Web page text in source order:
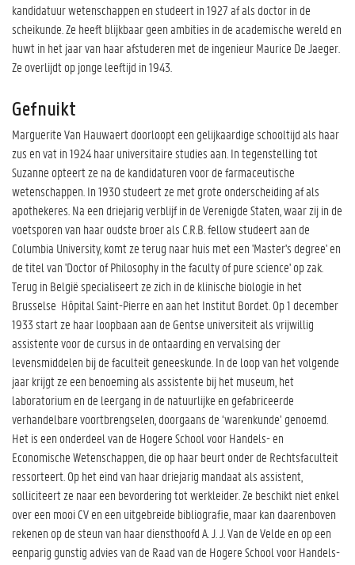
kandidatuur wetenschappen en studeert in 1927 af als doctor in de
scheikunde. Ze heeft blijkbaar geen ambities in de academische wereld en
huwt in het jaar van haar afstuderen met de ingenieur Maurice De Jaeger.
Ze overlijdt op jonge leeftijd in 1943.
Gefnuikt
Marguerite Van Hauwaert doorloopt een gelijkaardige schooltijd als haar
zus en vat in 1924 haar universitaire studies aan. In tegenstelling tot
Suzanne opteert ze na de kandidaturen voor de farmaceutische
wetenschappen. In 1930 studeert ze met grote onderscheiding af als
apothekeres. Na een driejarig verblijf in de Verenigde Staten, waar zij in de
voetsporen van haar oudste broer als C.R.B. fellow studeert aan de
Columbia University, komt ze terug naar huis met een 'Master's degree' en
de titel van 'Doctor of Philosophy in the faculty of pure science' op zak.
Terug in België specialiseert ze zich in de klinische biologie in het
Brusselse Hôpital Saint-Pierre en aan het Institut Bordet. Op 1 december
1933 start ze haar loopbaan aan de Gentse universiteit als vrijwillig
assistente voor de cursus in de ontaarding en vervalsing der
levensmiddelen bij de faculteit geneeskunde. In de loop van het volgende
jaar krijgt ze een benoeming als assistente bij het museum, het
laboratorium en de leergang in de natuurlijke en gefabriceerde
verhandelbare voortbrengselen, doorgaans de ‘warenkunde’ genoemd.
Het is een onderdeel van de Hogere School voor Handels- en
Economische Wetenschappen, die op haar beurt onder de Rechtsfaculteit
ressorteert. Op het eind van haar driejarig mandaat als assistent,
solliciteert ze naar een bevordering tot werkleider. Ze beschikt niet enkel
over een mooi CV en een uitgebreide bibliografie, maar kan daarenboven
rekenen op de steun van haar diensthoofd A. J. J. Van de Velde en op een
eenparig gunstig advies van de Raad van de Hogere School voor Handels-